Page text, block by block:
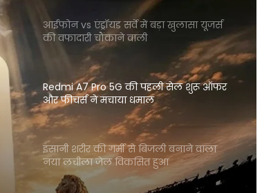
आईफोन vs एंड्रॉयड सर्वे में बड़ा खुलासा यूजर्स
की वफादारी चौंकाने वाली
Redmi A7 Pro 5G की पहली सेल शुरू ऑफर
और फीचर्स ने मचाया धमाल
इंसानी शरीर की गर्मी से बिजली बनाने वाला
नया लचीला जेल विकसित हुआ